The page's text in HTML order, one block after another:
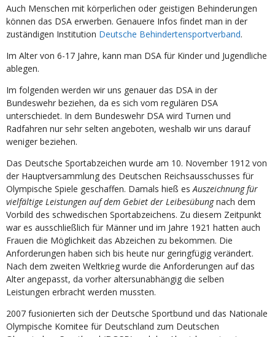
Auch Menschen mit körperlichen oder geistigen Behinderungen
können das DSA erwerben. Genauere Infos findet man in der
zuständigen Institution Deutsche Behindertensportverband.
Im Alter von 6-17 Jahre, kann man DSA für Kinder und Jugendliche
ablegen.
Im folgenden werden wir uns genauer das DSA in der
Bundeswehr beziehen, da es sich vom regulären DSA
unterschiedet. In dem Bundeswehr DSA wird Turnen und
Radfahren nur sehr selten angeboten, weshalb wir uns darauf
weniger beziehen.
Das Deutsche Sportabzeichen wurde am 10. November 1912 von
der Hauptversammlung des Deutschen Reichsausschusses für
Olympische Spiele geschaffen. Damals hieß esAuszeichnung für
vielfältige Leistungen auf dem Gebiet der Leibesübungnach dem
Vorbild des schwedischen Sportabzeichens. Zu diesem Zeitpunkt
war es ausschließlich für Männer und im Jahre 1921 hatten auch
Frauen die Möglichkeit das Abzeichen zu bekommen. Die
Anforderungen haben sich bis heute nur geringfügig verändert.
Nach dem zweiten Weltkrieg wurde die Anforderungen auf das
Alter angepasst, da vorher altersunabhängig die selben
Leistungen erbracht werden mussten.
2007 fusionierten sich der Deutsche Sportbund und das Nationale
Olympische Komitee für Deutschland zum Deutschen